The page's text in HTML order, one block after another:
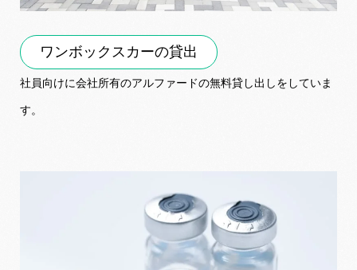
ワンボックスカーの貸出
社員向けに会社所有のアルファードの無料貸し出しをしていま
す。